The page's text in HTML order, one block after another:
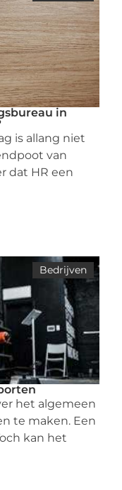
in
is allang niet
van
dat HR een
Bedrijven
het algemeen
te maken. Een
kan het